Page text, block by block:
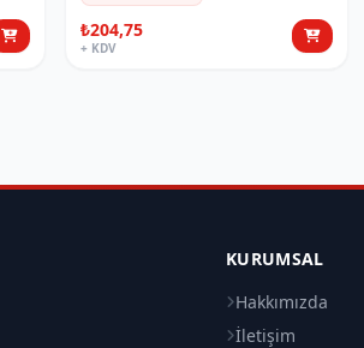
₺204,75
+ KDV
KURUMSAL
Hakkımızda
İletişim